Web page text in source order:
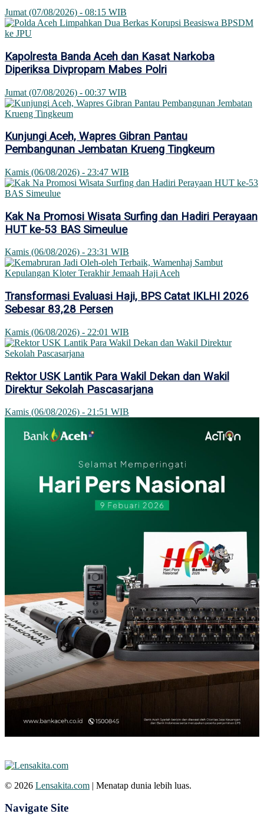
Jumat (07/08/2026) - 08:15 WIB
Kapolresta Banda Aceh dan Kasat Narkoba
Diperiksa Divpropam Mabes Polri
Jumat (07/08/2026) - 00:37 WIB
Kunjungi Aceh, Wapres Gibran Pantau
Pembangunan Jembatan Krueng Tingkeum
Kamis (06/08/2026) - 23:47 WIB
Kak Na Promosi Wisata Surfing dan Hadiri Perayaan
HUT ke-53 BAS Simeulue
Kamis (06/08/2026) - 23:31 WIB
Transformasi Evaluasi Haji, BPS Catat IKLHI 2026
Sebesar 83,28 Persen
Kamis (06/08/2026) - 22:01 WIB
Rektor USK Lantik Para Wakil Dekan dan Wakil
Direktur Sekolah Pascasarjana
Kamis (06/08/2026) - 21:51 WIB
© 2026 Lensakita.com | Menatap dunia lebih luas.
Navigate Site